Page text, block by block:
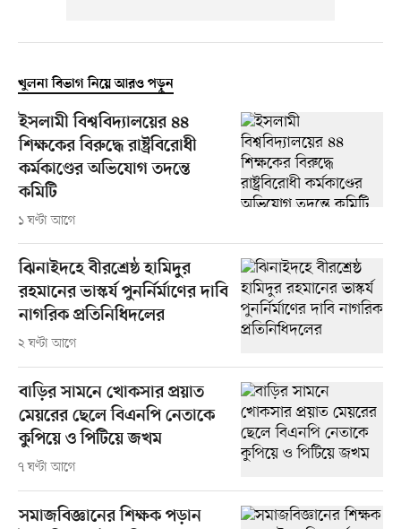
খুলনা বিভাগ নিয়ে আরও পড়ুন
ইসলামী বিশ্ববিদ্যালয়ের ৪৪
শিক্ষকের বিরুদ্ধে রাষ্ট্রবিরোধী
কর্মকাণ্ডের অভিযোগ তদন্তে
কমিটি
১ ঘণ্টা আগে
ঝিনাইদহে বীরশ্রেষ্ঠ হামিদুর
রহমানের ভাস্কর্য পুনর্নির্মাণের দাবি
নাগরিক প্রতিনিধিদলের
২ ঘণ্টা আগে
বাড়ির সামনে খোকসার প্রয়াত
মেয়রের ছেলে বিএনপি নেতাকে
কুপিয়ে ও পিটিয়ে জখম
৭ ঘণ্টা আগে
সমাজবিজ্ঞানের শিক্ষক পড়ান